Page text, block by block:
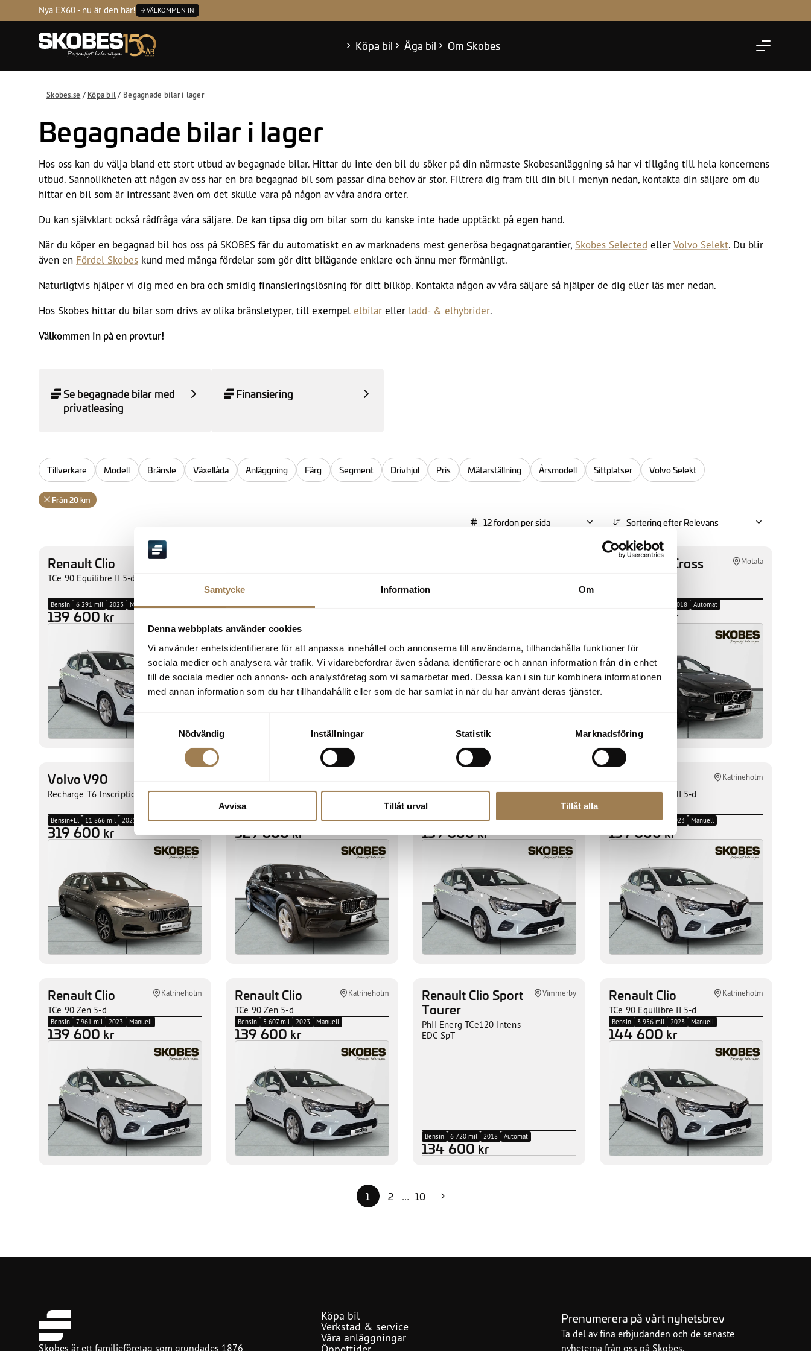
Samtycke Information Om
Denna webbplats använder cookies
Vi använder enhetsidentifierare för att anpassa innehållet och annonserna till användarna, tillhandahålla funktioner för
sociala medier och analysera vår trafik. Vi vidarebefordrar även sådana identifierare och annan information från din enhet
till de sociala medier och annons- och analysföretag som vi samarbetar med. Dessa kan i sin tur kombinera informationen
med annan information som du har tillhandahållit eller som de har samlat in när du har använt deras tjänster.
Samtyckesval
Nödvändig
Inställningar Statistik Marknadsföring
Avvisa Tillåt urval Tillåt alla
Nya EX60 - nu är den här! VÄLKOMMEN IN
Köpa bil Äga bil Om Skobes
Skobes.se / Köpa bil/ Begagnade bilar i lager
Begagnade bilar i lager
Hos oss kan du välja bland ett stort utbud av begagnade bilar. Hittar du inte den bil du söker på din närmaste Skobesanläggning så har vi tillgång till hela koncernens
utbud. Sannolikheten att någon av oss har en bra begagnad bil som passar dina behov är stor. Filtrera dig fram till din bil i menyn nedan, kontakta din säljare om du
hittar en bil som är intressant även om det skulle vara på någon av våra andra orter.
Du kan självklart också rådfråga våra säljare. De kan tipsa dig om bilar som du kanske inte hade upptäckt på egen hand.
När du köper en begagnad bil hos oss på SKOBES får du automatiskt en av marknadens mest generösa begagnatgarantier, Skobes Selected ellerVolvo Selekt. Du blir
även en Fördel Skobes kund med många fördelar som gör ditt bilägande enklare och ännu mer förmånligt.
Naturligtvis hjälper vi dig med en bra och smidig finansieringslösning för ditt bilköp. Kontakta någon av våra säljare så hjälper de dig eller läs mer nedan.
Hos Skobes hittar du bilar som drivs av olika bränsletyper, till exempel elbilar eller ladd- & elhybrider.
Välkommen in på en provtur!
Se begagnade bilar med
privatleasing
Finansiering
Tillverkare Modell Bränsle Växellåda Anläggning Färg Segment Drivhjul Pris Mätarställning Årsmodell Sittplatser Volvo Selekt
Från 20 km
Renault Clio
TCe 90 Equilibre II 5-d
Katrineholm
Bensin 6 291 mil 2023 Manuell
139 600 kr
Volvo V90 Cross
Motala
2018 Automat
kr
Volvo V90
Recharge T6 Inscription
Bensin+El 11 866 mil 2021 Automat
319 600 kr
Country
B4 AWD Diesel Core
Diesel 12 263 mil 2023 Automat
329 600kr
TCe 90 Equilibre II 5-d
Bensin 7 000 mil 2023 Manuell
139 600kr
TCe 90 Equilibre II 5-d
Katrineholm
Bensin 6 136 mil 2023 Manuell
139 600kr
Renault Clio
TCe 90 Zen 5-d
Katrineholm
Bensin 7 961 mil 2023 Manuell
139 600 kr
Renault Clio
TCe 90 Zen 5-d
Katrineholm
Bensin 5 607 mil 2023 Manuell
139 600 kr
Renault Clio Sport
Tourer
PhII Energ TCe120 Intens
EDC SpT
Vimmerby
Bensin 6 720 mil 2018 Automat
134 600 kr
Bild på väg!
Renault Clio
TCe 90 Equilibre II 5-d
Katrineholm
Bensin 3 956 mil 2023 Manuell
144 600 kr
1 2 … 10
Skobes är ett familjeföretag som grundades 1876
Köpa bil
Verkstad & service
Våra anläggningar
Prenumerera på vårt nyhetsbrev
Ta del av fina erbjudanden och de senaste
nyheterna från oss på Skobes.